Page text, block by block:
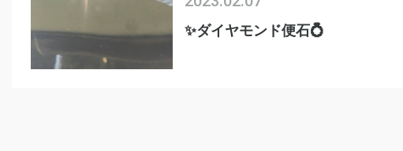
✨ダイヤモンド便石💍